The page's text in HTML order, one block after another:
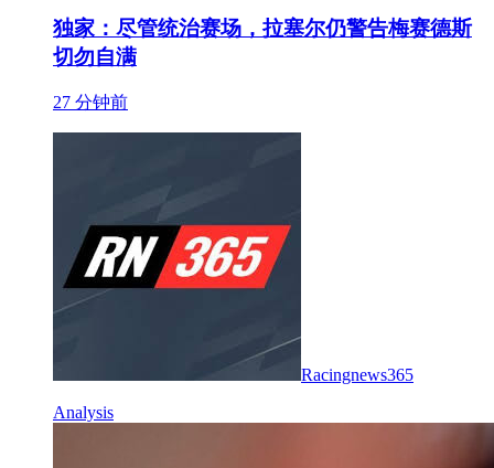
独家：尽管统治赛场，拉塞尔仍警告梅赛德斯
切勿自满
27 分钟前
Racingnews365
Analysis